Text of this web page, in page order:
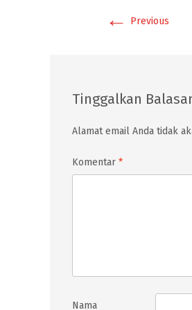
← Previous
Tinggalkan
Alamat email Anda tidak
Komentar *
Nama